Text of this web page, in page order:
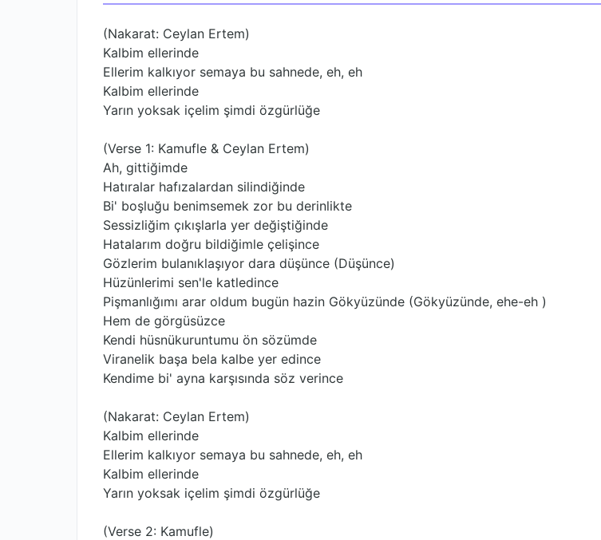
(Nakarat: Ceylan Ertem)
Kalbim ellerinde
Ellerim kalkıyor semaya bu sahnede, eh, eh
Kalbim ellerinde
Yarın yoksak içelim şimdi özgürlüğe
(Verse 1: Kamufle & Ceylan Ertem)
Ah, gittiğimde
Hatıralar hafızalardan silindiğinde
Bi' boşluğu benimsemek zor bu derinlikte
Sessizliğim çıkışlarla yer değiştiğinde
Hatalarım doğru bildiğimle çelişince
Gözlerim bulanıklaşıyor dara düşünce (Düşünce)
Hüzünlerimi sen'le katledince
Pişmanlığımı arar oldum bugün hazin Gökyüzünde (Gökyüzünde, ehe-eh )
Hem de görgüsüzce
Kendi hüsnükuruntumu ön sözümde
Viranelik başa bela kalbe yer edince
Kendime bi' ayna karşısında söz verince
(Nakarat: Ceylan Ertem)
Kalbim ellerinde
Ellerim kalkıyor semaya bu sahnede, eh, eh
Kalbim ellerinde
Yarın yoksak içelim şimdi özgürlüğe
(Verse 2: Kamufle)